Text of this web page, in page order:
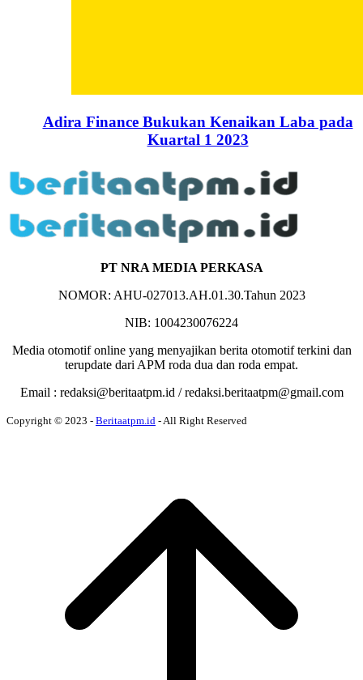
Adira Finance Bukukan Kenaikan Laba pada
Kuartal 1 2023
PT NRA MEDIA PERKASA
NOMOR: AHU-027013.AH.01.30.Tahun 2023
NIB: 1004230076224
Media otomotif online yang menyajikan berita otomotif terkini dan
terupdate dari APM roda dua dan roda empat.
Email : redaksi@beritaatpm.id /redaksi.beritaatpm@gmail.com
Copyright © 2023 - Beritaatpm.id - All Right Reserved